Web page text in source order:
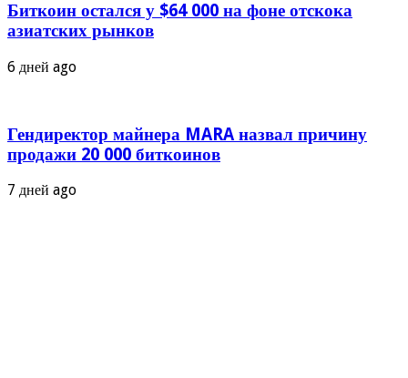
Биткоин остался у $64 000 на фоне отскока
азиатских рынков
6 дней ago
Гендиректор майнера MARA назвал причину
продажи 20 000 биткоинов
7 дней ago